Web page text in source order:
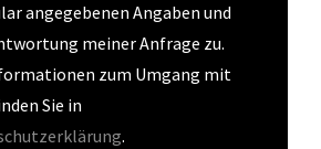
angegebenen Angaben und
meiner Anfrage zu.
zum Umgang mit
Sie in
.